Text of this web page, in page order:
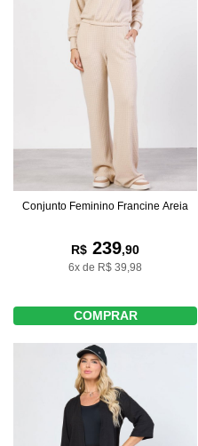
Conjunto Feminino Francine Areia
R$ 239,90
6x de R$ 39,98
COMPRAR